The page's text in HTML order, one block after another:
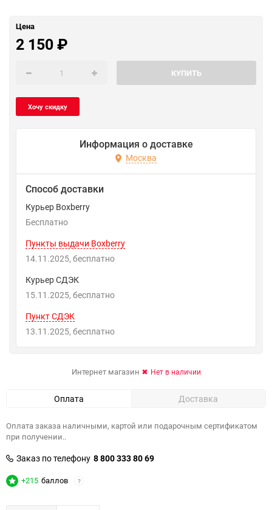
Цена
2 150₽
КУПИТЬ
Информация о доставке
Москва
Способ доставки
Курьер Boxberry
Бесплатно
Пункты выдачи Boxberry
14.11.2025
Бесплатно
Курьер СДЭК
15.11.2025
Бесплатно
Пункт СДЭК
13.11.2025
Бесплатно
Интернет магазин Нет в наличии
Оплата Доставка
Оплата заказа наличными, картой или подарочным сертификатом
при получении..
Заказ по телефону 8 800 333 80 69
+215 баллов ?